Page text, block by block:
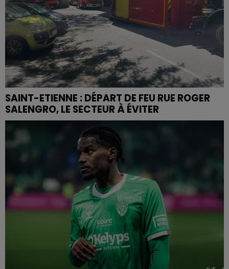
SAINT-ETIENNE : DÉPART DE FEU RUE ROGER
SALENGRO, LE SECTEUR À ÉVITER